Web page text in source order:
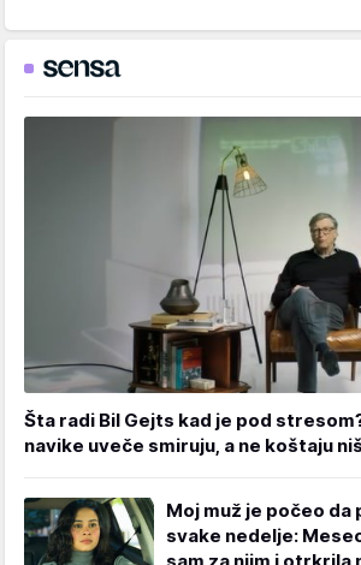
Šta radi Bil Gejts kad je pod
navike uveče smiruju, a ne koštaju
Moj muž je počeo da
svake nedelje: